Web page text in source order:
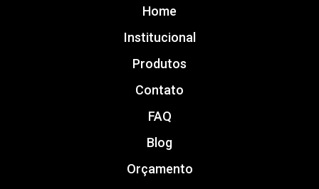
Home
Institucional
Produtos
Contato
FAQ
Blog
Orçamento